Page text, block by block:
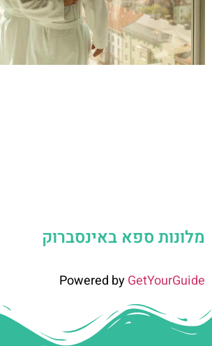
מלונות ספא באינסברוק
Powered byGetYourGuide